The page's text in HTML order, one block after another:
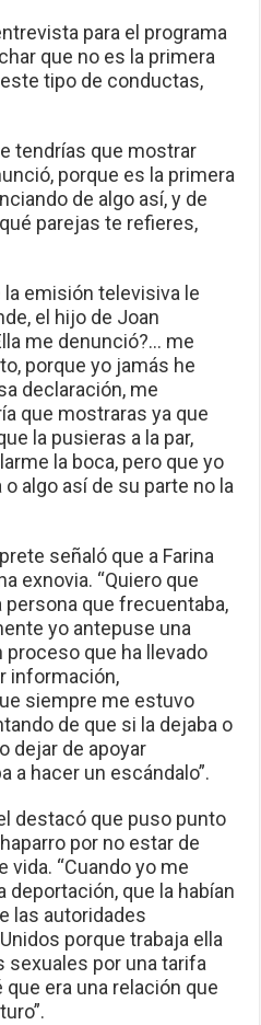
para el programa
que no es la primera
tipo de conductas,
tendrías que mostrar
porque es la primera
de algo así, y de
parejas te refieres,
emisión televisiva le
el hijo de Joan
me denunció?… me
porque yo jamás he
declaración, me
que mostraras ya que
la pusieras a la par,
la boca, pero que yo
algo así de su parte no la
señaló que a Farina
exnovia. “Quiero que
persona que frecuentaba,
yo antepuse una
proceso que ha llevado
información,
siempre me estuvo
de que si la dejaba o
dejar de apoyar
a hacer un escándalo”.
destacó que puso punto
por no estar de
vida. “Cuando yo me
deportación, que la habían
las autoridades
porque trabaja ella
por una tarifa
era una relación que